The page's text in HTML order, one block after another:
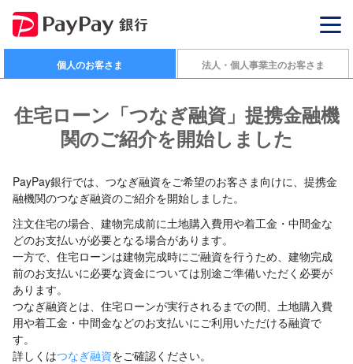
個人のお客さま 法人・個人事業主のお客さま
住宅ローン「つなぎ融資」提携金融機
関のご紹介を開始しました
PayPay銀行では、つなぎ融資をご希望のお客さま向けに、提携金
融機関のつなぎ融資のご紹介を開始しました。
注文住宅の場合、建物完成前に土地購入費用や着工金・中間金な
どのお支払いが必要となる場合があります。
一方で、住宅ローンは建物完成時にご融資を行うため、建物完成
前のお支払いに必要な資金については別途ご準備いただく必要が
あります。
つなぎ融資とは、住宅ローンが実行されるまでの間、土地購入費
用や着工金・中間金などのお支払いにご利用いただける融資で
す。
詳しくはつなぎ融資をご確認ください。